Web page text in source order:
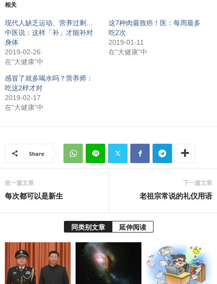
相关
现代人缺乏运动、营养过剩…
中医说：这样「补」才能补对
身体
2019-02-26
在“大健康”中
这7种肉最致癌！医：每周最多
吃2次
2019-01-11
在“大健康”中
感冒了就多喝水吗？营养师：
吃这2样才对
2019-02-17
在“大健康”中
Share
前一篇文章
每次都可以是新生
下一篇文章
老祖宗常说的礼仪用语
同类别文章 延伸阅读